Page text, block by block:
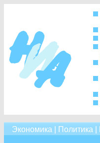
Экономика Политика